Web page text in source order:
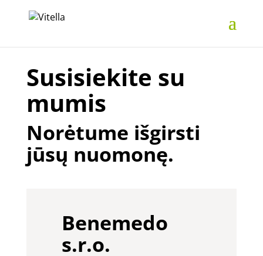
Susisiekite su
mumis
Norėtume išgirsti
jūsų nuomonę.
Benemedo
s.r.o.